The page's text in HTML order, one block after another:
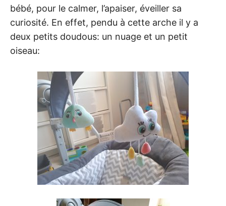
bébé, pour le calmer, l’apaiser, éveiller sa
curiosité. En effet, pendu à cette arche il y a
deux petits doudous: un nuage et un petit
oiseau: